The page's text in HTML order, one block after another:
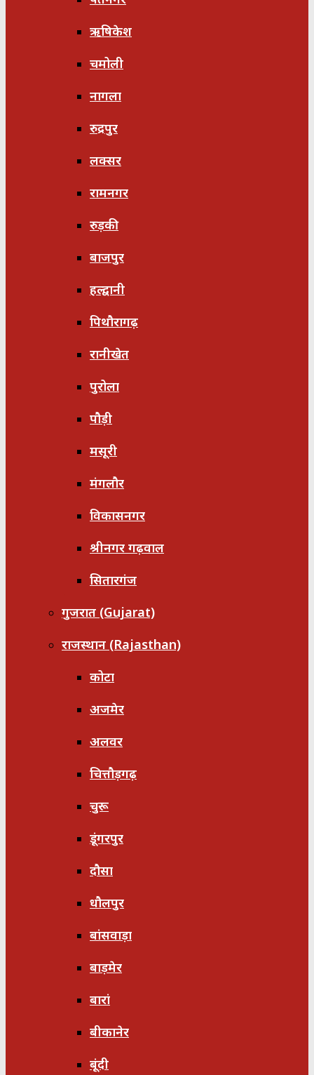
ऋषिकेश
चमोली
नागला
रुद्रपुर
लक्सर
रामनगर
रुड़की
बाजपुर
हल्द्वानी
पिथौरागढ़
रानीखेत
पुरोला
पौड़ी
मसूरी
मंगलौर
विकासनगर
श्रीनगर गढ़वाल
सितारगंज
गुजरात (Gujarat)
राजस्थान (Rajasthan)
कोटा
अजमेर
अलवर
चित्तौड़गढ़
चुरू
डूंगरपुर
दौसा
धौलपुर
बांसवाड़ा
बाड़मेर
बारां
बीकानेर
बूंदी